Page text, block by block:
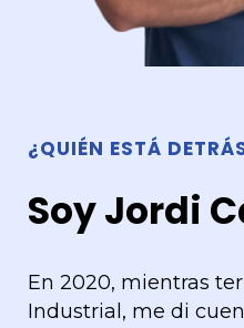
¿QUIÉN ESTÁ
Soy Jordi
En 2020, mientras
Industrial, me di